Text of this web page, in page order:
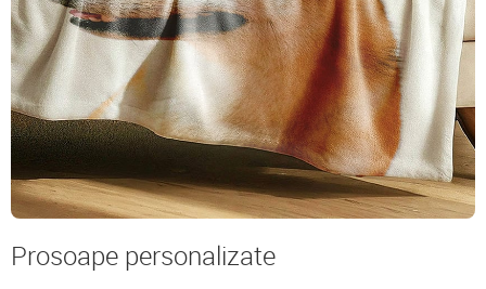
Prosoape personalizate